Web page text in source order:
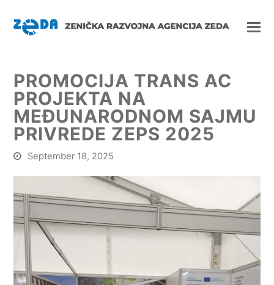
PROMOCIJA TRANS AC
PROJEKTA NA
MEĐUNARODNOM SAJMU
PRIVREDE ZEPS 2025
September 18, 2025